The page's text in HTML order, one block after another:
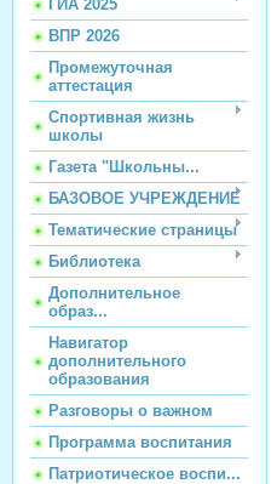
ГИА 2025
ВПР 2026
Промежуточная
аттестация
Спортивная жизнь
школы
Газета "Школьны...
БАЗОВОЕ УЧРЕЖДЕНИЕ
Тематические страницы
Библиотека
Дополнительное
образ...
Навигатор
дополнительного
образования
Разговоры о важном
Программа воспитания
Патриотическое воспи...